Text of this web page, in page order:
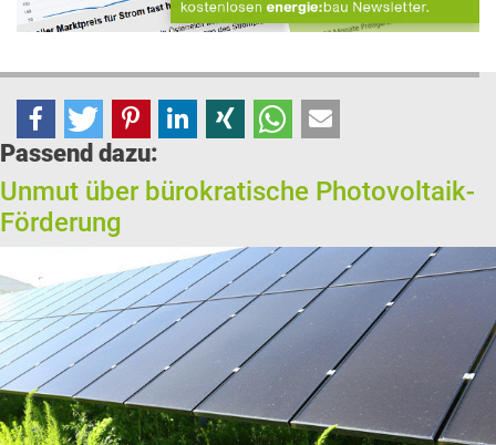
Passend dazu:
Unmut über bürokratische Photovoltaik-
Förderung